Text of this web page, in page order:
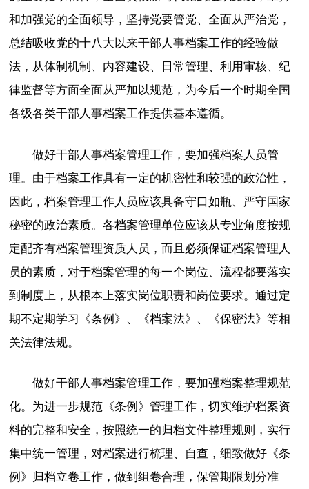
和加强党的全面领导，坚持党要管党、全面从严治党，
总结吸收党的十八大以来干部人事档案工作的经验做
法，从体制机制、内容建设、日常管理、利用审核、纪
律监督等方面全面从严加以规范，为今后一个时期全国
各级各类干部人事档案工作提供基本遵循。
做好干部人事档案管理工作，要加强档案人员管
理。由于档案工作具有一定的机密性和较强的政治性，
因此，档案管理工作人员应该具备守口如瓶、严守国家
秘密的政治素质。各档案管理单位应该从专业角度按规
定配齐有档案管理资质人员，而且必须保证档案管理人
员的素质，对于档案管理的每一个岗位、流程都要落实
到制度上，从根本上落实岗位职责和岗位要求。通过定
期不定期学习《条例》、《档案法》、《保密法》等相
关法律法规。
做好干部人事档案管理工作，要加强档案整理规范
化。为进一步规范《条例》管理工作，切实维护档案资
料的完整和安全，按照统一的归档文件整理规则，实行
集中统一管理，对档案进行梳理、自查，细致做好《条
例》归档立卷工作，做到组卷合理，保管期限划分准